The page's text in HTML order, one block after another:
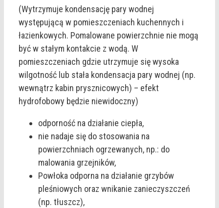
(Wytrzymuje kondensację pary wodnej
występującą w pomieszczeniach kuchennych i
łazienkowych. Pomalowane powierzchnie nie mogą
być w stałym kontakcie z wodą. W
pomieszczeniach gdzie utrzymuje się wysoka
wilgotność lub stała kondensacja pary wodnej (np.
wewnątrz kabin prysznicowych) – efekt
hydrofobowy będzie niewidoczny)
odporność na działanie ciepła,
nie nadaje się do stosowania na
powierzchniach ogrzewanych, np.: do
malowania grzejników,
Powłoka odporna na działanie grzybów
pleśniowych oraz wnikanie zanieczyszczeń
(np. tłuszcz),